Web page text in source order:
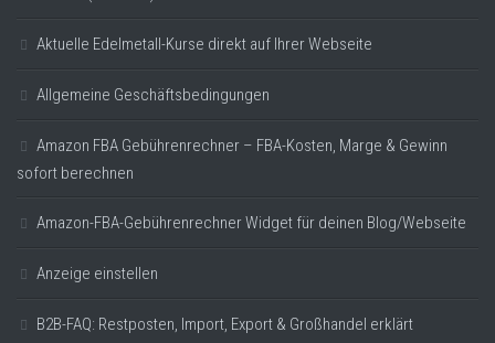
Aktuelle Edelmetall-Kurse direkt auf Ihrer Webseite
Allgemeine Geschäftsbedingungen
Amazon FBA Gebührenrechner – FBA-Kosten, Marge & Gewinn
sofort berechnen
Amazon-FBA-Gebührenrechner Widget für deinen Blog/Webseite
Anzeige einstellen
B2B-FAQ: Restposten, Import, Export & Großhandel erklärt